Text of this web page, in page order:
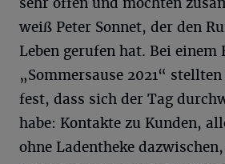
weiß Peter Sonnet, der den
Leben gerufen hat. Bei einem
„Sommersause 2021“
fest, dass sich der Tag
habe: Kontakte zu Kunden,
ohne Ladentheke